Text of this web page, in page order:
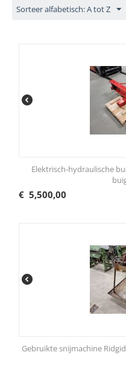
Sorteer alfabetisch: A tot Z
Elektrisch-hydraulische
€ 5,500,00
Gebruikte snijmachine